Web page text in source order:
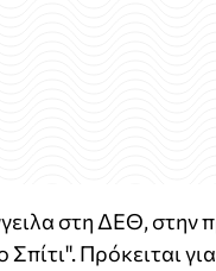
στη ΔΕΘ, στην
Πρόκειται